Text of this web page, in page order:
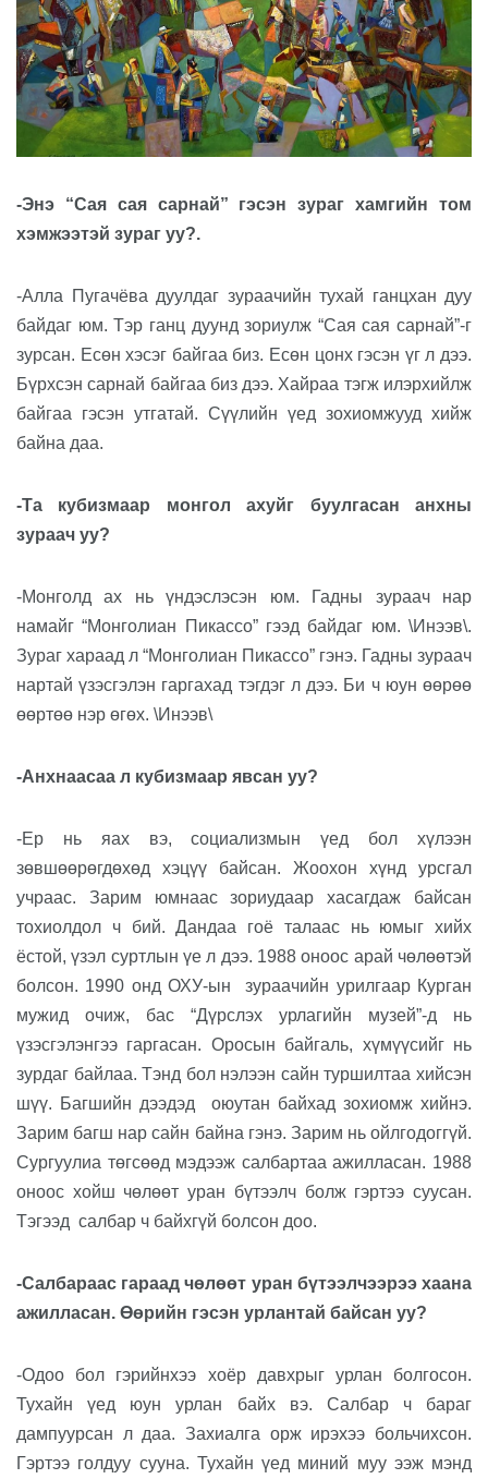
-Энэ “Сая сая сарнай” гэсэн зураг хамгийн том
хэмжээтэй зураг уу?.
-Алла Пугачёва дуулдаг зураачийн тухай ганцхан дуу
байдаг юм. Тэр ганц дуунд зориулж “Сая сая сарнай”-г
зурсан. Есөн хэсэг байгаа биз. Есөн цонх гэсэн үг л дээ.
Бүрхсэн сарнай байгаа биз дээ. Хайраа тэгж илэрхийлж
байгаа гэсэн утгатай. Сүүлийн үед зохиомжууд хийж
байна даа.
-Та кубизмаар монгол ахуйг буулгасан анхны
зураач уу?
-Монголд ах нь үндэслэсэн юм. Гадны зураач нар
намайг “Монголиан Пикассо” гээд байдаг юм. \Инээв\.
Зураг хараад л “Монголиан Пикассо” гэнэ. Гадны зураач
нартай үзэсгэлэн гаргахад тэгдэг л дээ. Би ч юун өөрөө
өөртөө нэр өгөх. \Инээв\
-Анхнаасаа л кубизмаар явсан уу?
-Ер нь яах вэ, социализмын үед бол хүлээн
зөвшөөрөгдөхөд хэцүү байсан. Жоохон хүнд урсгал
учраас. Зарим юмнаас зориудаар хасагдаж байсан
тохиолдол ч бий. Дандаа гоё талаас нь юмыг хийх
ёстой, үзэл суртлын үе л дээ. 1988 оноос арай чөлөөтэй
болсон. 1990 онд ОХУ-ын
зураачийн урилгаар Курган
мужид очиж, бас “Дүрслэх урлагийн музей”-д нь
үзэсгэлэнгээ гаргасан. Оросын байгаль, хүмүүсийг нь
зурдаг байлаа. Тэнд бол нэлээн сайн туршилтаа хийсэн
шүү. Багшийн дээдэд
оюутан байхад зохиомж хийнэ.
Зарим багш нар сайн байна гэнэ. Зарим нь ойлгодоггүй.
Сургуулиа төгсөөд мэдээж салбартаа ажилласан. 1988
оноос хойш чөлөөт уран бүтээлч болж гэртээ суусан.
Тэгээд салбар ч байхгүй болсон доо.
-Салбараас гараад чөлөөт уран бүтээлчээрээ хаана
ажилласан. Өөрийн гэсэн урлантай байсан уу?
-Одоо бол гэрийнхээ хоёр давхрыг урлан болгосон.
Тухайн үед юун урлан байх вэ. Салбар ч бараг
дампуурсан л даа. Захиалга орж ирэхээ больчихсон.
Гэртээ голдуу сууна. Тухайн үед миний муу ээж мэнд